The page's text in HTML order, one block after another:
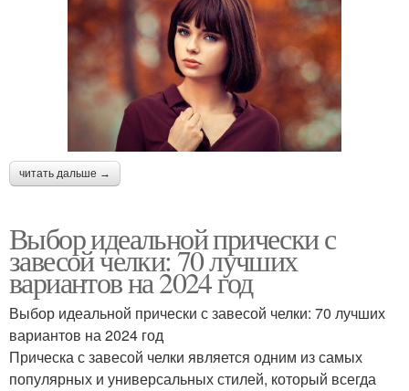
читать дальше →
Выбор идеальной прически с
завесой челки: 70 лучших
вариантов на 2024 год
Выбор идеальной прически с завесой челки: 70 лучших
вариантов на 2024 год
Прическа с завесой челки является одним из самых
популярных и универсальных стилей, который всегда